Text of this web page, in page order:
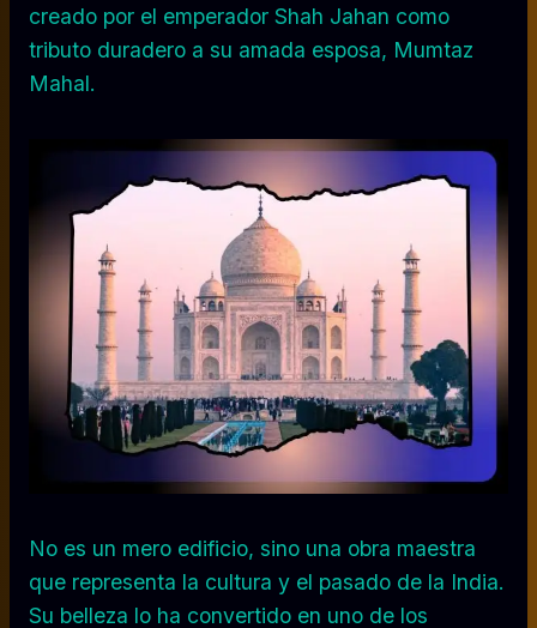
creado por el emperador Shah Jahan como
tributo duradero a su amada esposa, Mumtaz
Mahal.
No es un mero edificio, sino una obra maestra
que representa la cultura y el pasado de la India.
Su belleza lo ha convertido en uno de los